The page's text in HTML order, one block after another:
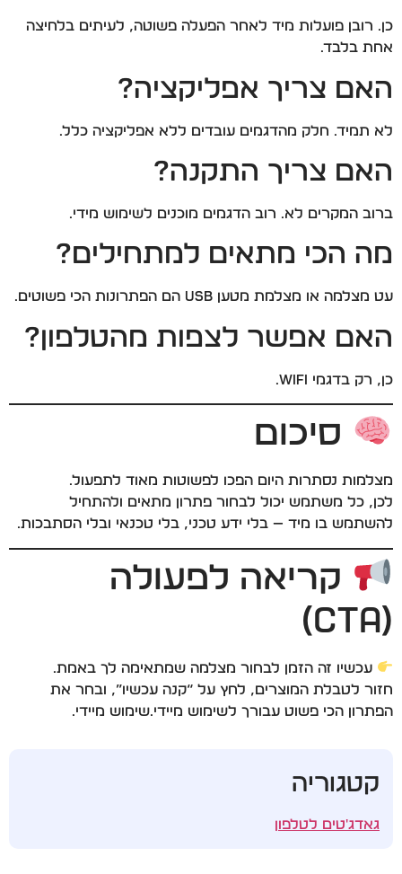
כן. רובן פועלות מיד לאחר הפעלה פשוטה, לעיתים בלחיצה
אחת בלבד.
האם צריך אפליקציה?
לא תמיד. חלק מהדגמים עובדים ללא אפליקציה כלל.
האם צריך התקנה?
ברוב המקרים לא. רוב הדגמים מוכנים לשימוש מידי.
מה הכי מתאים למתחילים?
עט מצלמה או מצלמת מטען USB הם הפתרונות הכי פשוטים.
האם אפשר לצפות מהטלפון?
כן, רק בדגמי WiFi.
סיכום
מצלמות נסתרות היום הפכו לפשוטות מאוד לתפעול.
לכן, כל משתמש יכול לבחור פתרון מתאים ולהתחיל
להשתמש בו מיד — בלי ידע טכני, בלי טכנאי ובלי הסתבכות.
קריאה לפעולה
(CTA)
עכשיו זה הזמן לבחור מצלמה שמתאימה לך באמת.
חזור לטבלת המוצרים, לחץ על “קנה עכשיו”, ובחר את
הפתרון הכי פשוט עבורך לשימוש מיידי.שימוש מיידי.
קטגוריה
גאדג'טים לטלפון